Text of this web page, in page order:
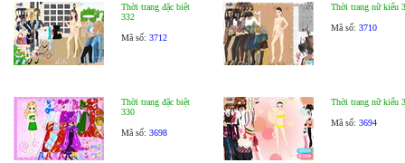
Thời trang đặc biệt
332
Mã số: 3712
Thời trang nữ kiểu
Mã số: 3710
Thời trang đặc biệt
330
Mã số: 3698
Thời trang nữ kiểu
Mã số: 3694